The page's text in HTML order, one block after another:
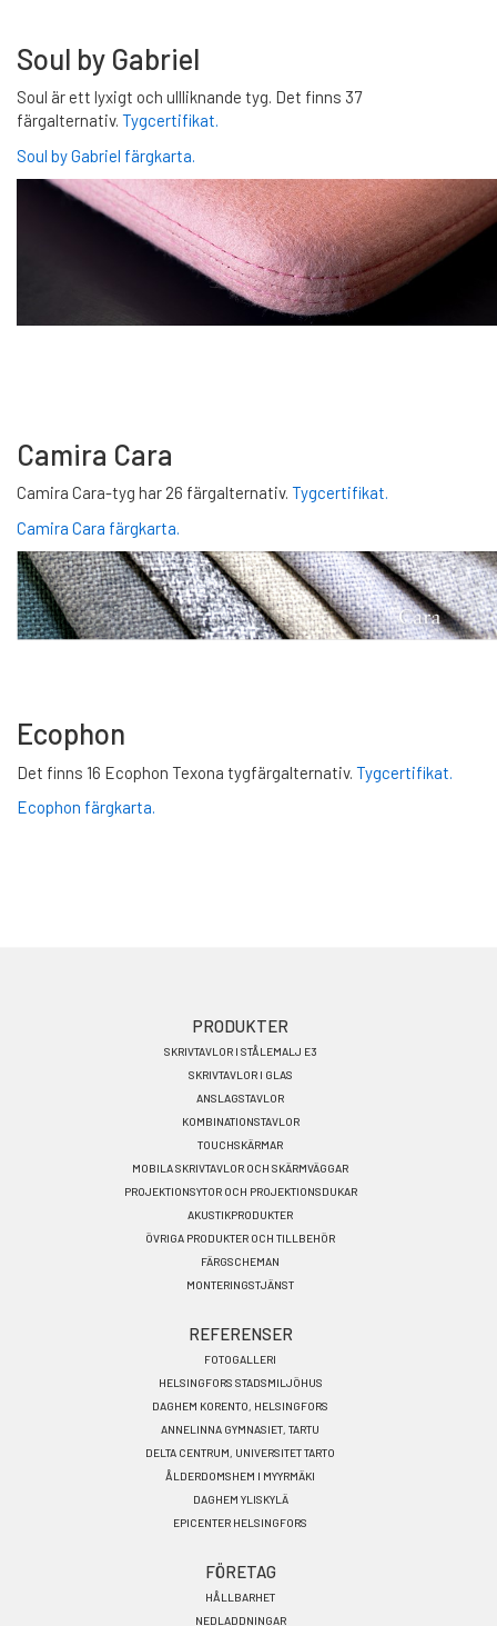
Soul by Gabriel
Soul är ett lyxigt och ullliknande tyg. Det finns 37
färgalternativ. Tygcertifikat.
Soul by Gabriel färgkarta.
Camira Cara
Camira Cara-tyg har 26 färgalternativ. Tygcertifikat.
Camira Cara färgkarta.
Ecophon
Det finns 16 Ecophon Texona tygfärgalternativ. Tygcertifikat.
Ecophon färgkarta.
PRODUKTER
SKRIVTAVLOR I STÅLEMALJ E3
SKRIVTAVLOR I GLAS
ANSLAGSTAVLOR
KOMBINATIONSTAVLOR
TOUCHSKÄRMAR
MOBILA SKRIVTAVLOR OCH SKÄRMVÄGGAR
PROJEKTIONSYTOR OCH PROJEKTIONSDUKAR
AKUSTIKPRODUKTER
ÖVRIGA PRODUKTER OCH TILLBEHÖR
FÄRGSCHEMAN
MONTERINGSTJÄNST
REFERENSER
FOTOGALLERI
HELSINGFORS STADSMILJÖHUS
DAGHEM KORENTO, HELSINGFORS
ANNELINNA GYMNASIET, TARTU
DELTA CENTRUM, UNIVERSITET TARTO
ÅLDERDOMSHEM I MYYRMÄKI
DAGHEM YLISKYLÄ
EPICENTER HELSINGFORS
FÖRETAG
HÅLLBARHET
NEDLADDNINGAR